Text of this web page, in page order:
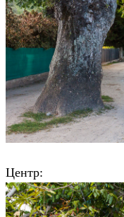
Центр: